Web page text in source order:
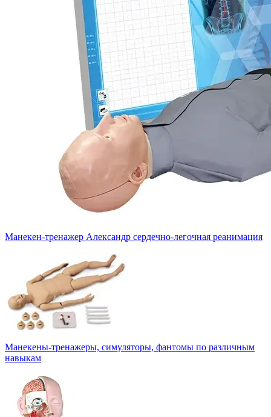
Манекен-тренажер Александр сердечно-легочная реанимация
Манекены-тренажеры, симуляторы, фантомы по различным
навыкам